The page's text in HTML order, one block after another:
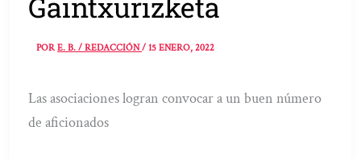
PORE. B. / REDACCIÓN/15 ENERO, 2022
Las asociaciones logran convocar a un buen número
de aficionados